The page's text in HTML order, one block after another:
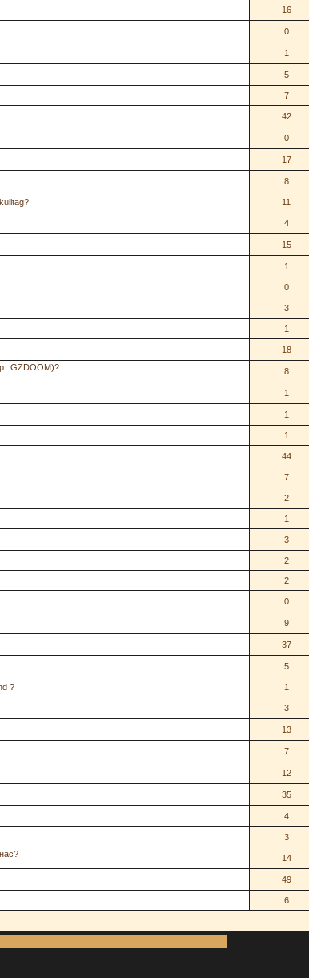
16
0
1
5
7
42
0
17
8
11
4
15
1
0
3
1
18
GZDOOM)? 8
1
1
1
44
7
2
1
3
2
2
0
9
37
5
? 1
3
13
7
12
35
4
3
14
49
6